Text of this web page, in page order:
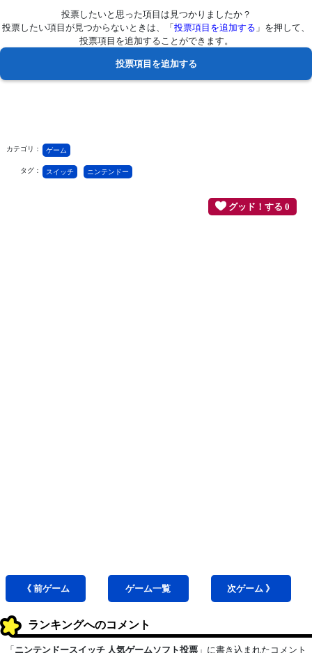
投票したいと思った項目は見つかりましたか？
投票したい項目が見つからないときは、「 投票項目を追加する 」を押して、
投票項目を追加することができます。
カテゴリ： ゲーム
タグ： スイッチ ニンテンドー
グッド！する 0
《 前ゲーム ゲーム一覧 次ゲーム 》
ランキングへのコメント
「 ニンテンドースイッチ 人気ゲームソフト投票 」に書き込まれたコメント